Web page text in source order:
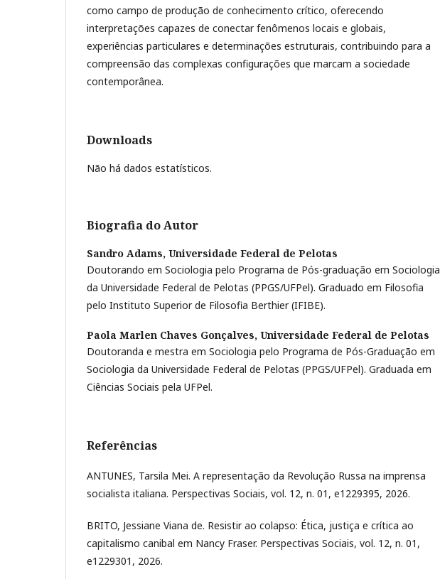
como campo de produção de conhecimento crítico, oferecendo
interpretações capazes de conectar fenômenos locais e globais,
experiências particulares e determinações estruturais, contribuindo para a
compreensão das complexas configurações que marcam a sociedade
contemporânea.
Downloads
Não há dados estatísticos.
Biografia do Autor
Sandro Adams, Universidade Federal de Pelotas
Doutorando em Sociologia pelo Programa de Pós-graduação em Sociologia
da Universidade Federal de Pelotas (PPGS/UFPel). Graduado em Filosofia
pelo Instituto Superior de Filosofia Berthier (IFIBE).
Paola Marlen Chaves Gonçalves, Universidade Federal de Pelotas
Doutoranda e mestra em Sociologia pelo Programa de Pós-Graduação em
Sociologia da Universidade Federal de Pelotas (PPGS/UFPel). Graduada em
Ciências Sociais pela UFPel.
Referências
ANTUNES, Tarsila Mei. A representação da Revolução Russa na imprensa
socialista italiana. Perspectivas Sociais, vol. 12, n. 01, e1229395, 2026.
BRITO, Jessiane Viana de. Resistir ao colapso: Ética, justiça e crítica ao
capitalismo canibal em Nancy Fraser. Perspectivas Sociais, vol. 12, n. 01,
e1229301, 2026.